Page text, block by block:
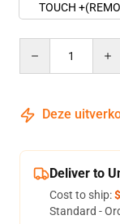
TOUCH
Deze
Deliver to
Cost to ship:
Standard -